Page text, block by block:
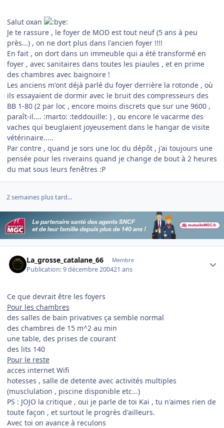
Salut oxan
Je te rassure , le foyer de MOD est tout neuf (5 ans à peu
près...) , on ne dort plus dans l'ancien foyer !!!!
En fait , on dort dans un immeuble qui a été transformé en
foyer , avec sanitaires dans toutes les piaules , et en prime
des chambres avec baignoire !
Les anciens m'ont déjà parlé du foyer derrière la rotonde , où
ils essayaient de dormir avec le bruit des compresseurs des
BB 1-80 (2 par loc , encore moins discrets que sur une 9600 ,
paraît-il.... :marto: :teddouille: ) , ou encore le vacarme des
vaches qui beuglaient joyeusement dans le hangar de visite
vétérinaire.....
Par contre , quand je sors une loc du dépôt , j'ai toujours une
pensée pour les riverains quand je change de bout à 2 heures
du mat sous leurs fenêtres :P
2 semaines plus tard...
La_grosse_catalane_66 Membre
Publication:9 décembre 200421 ans
Ce que devrait être les foyers
Pour les chambres
des salles de bain privatives ça semble normal
des chambres de 15 m^2 au min
une table, des prises de courant
des lits 140
Pour le reste
acces internet Wifi
hotesses , salle de detente avec activités multiples
(musclulation , piscine disponible etc...)
PS : JOJO la critique , oui je parle de toi Kai , tu n'aimes rien de
toute façon , et surtout le progrès d'ailleurs.
Avec toi on avance à reculons